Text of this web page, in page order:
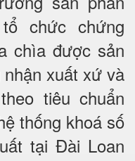
chức chứng
chìa được sản
xuất xứ và
tiêu chuẩn
thống khoá số
tại Đài Loan